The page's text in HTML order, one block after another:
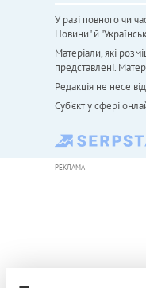
У разі повного чи
Новини" й
Матеріали, які
представлені.
Редакція не несе
Cуб'єкт у сфері
РЕКЛАМА